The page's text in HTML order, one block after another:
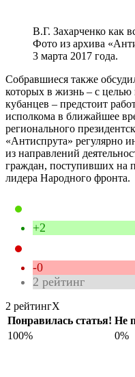
В.Г. Захарченко как
Фото из архива
3 марта 2017 года.
Собравшиеся также
которых в жизнь – с
кубанцев – предстоит
исполкома в ближайшее
регионального
«Антиспрута» регулярно
из направлений
граждан, поступивших
лидера Народного фронта.
+2
-0
2 рейтинг
2 рейтингX
Понравилась статья! Не
100%
0%